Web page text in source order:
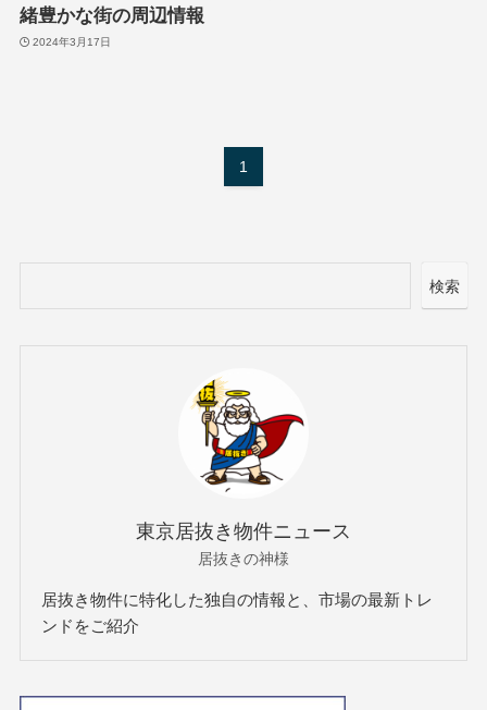
緒豊かな街の周辺情報
2024年3月17日
1
検索
東京居抜き物件ニュース
居抜きの神様
居抜き物件に特化した独自の情報と、市場の最新トレ
ンドをご紹介